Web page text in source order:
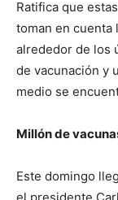
Ratifica que
toman en cuenta
alrededor de los
de vacunación y
medio se
Millón de
Este domingo
el presidente